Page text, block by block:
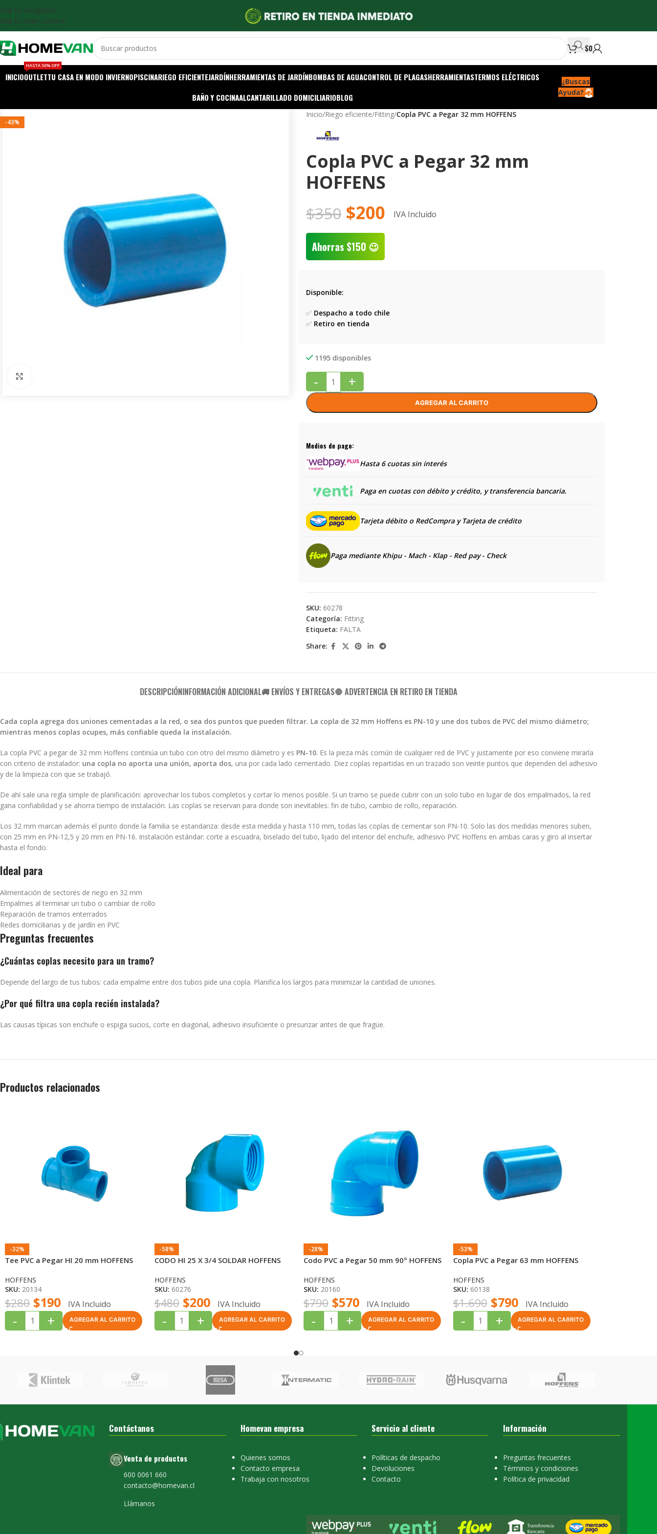
Skip to navigation
Skip to main content
$0
INICIOOUTLET
HASTA 50% OFF
TU CASA EN MODO INVIERNOPISCINARIEGO EFICIENTEJARDÍNHERRAMIENTAS DE JARDÍNBOMBAS DE AGUACONTROL DE PLAGASHERRAMIENTASTERMOS ELÉCTRICOS
BAÑO Y COCINAALCANTARILLADO DOMICILIARIOBLOG
¿Buscas
Ayuda?
-43%
Inicio/Riego eficiente/Fitting/Copla PVC a Pegar 32 mm HOFFENS
Copla PVC a Pegar 32 mm
HOFFENS
$350 $200 IVA Incluido
Ahorras $150 😉
Disponible:
✅ Despacho a todo chile
✅ Retiro en tienda
1195 disponibles
- +
AGREGAR AL CARRITO
Medios de pago:
Hasta 6 cuotas sin interés
Paga en cuotas con débito y crédito, y transferencia bancaria.
Tarjeta débito o RedCompra y Tarjeta de crédito
Paga mediante Khipu - Mach - Klap - Red pay - Check
SKU: 60278
Categoría: Fitting
Etiqueta: FALTA
Share:
DESCRIPCIÓNINFORMACIÓN ADICIONAL🚚 ENVÍOS Y ENTREGAS🛑 ADVERTENCIA EN RETIRO EN TIENDA
Cada copla agrega dos uniones cementadas a la red, o sea dos puntos que pueden filtrar. La copla de 32 mm Hoffens es PN-10 y une dos tubos de PVC del mismo diámetro;
mientras menos coplas ocupes, más confiable queda la instalación.
La copla PVC a pegar de 32 mm Hoffens continúa un tubo con otro del mismo diámetro y es PN-10. Es la pieza más común de cualquier red de PVC y justamente por eso conviene mirarla
con criterio de instalador: una copla no aporta una unión, aporta dos, una por cada lado cementado. Diez coplas repartidas en un trazado son veinte puntos que dependen del adhesivo
y de la limpieza con que se trabajó.
De ahí sale una regla simple de planificación: aprovechar los tubos completos y cortar lo menos posible. Si un tramo se puede cubrir con un solo tubo en lugar de dos empalmados, la red
gana confiabilidad y se ahorra tiempo de instalación. Las coplas se reservan para donde son inevitables: fin de tubo, cambio de rollo, reparación.
Los 32 mm marcan además el punto donde la familia se estandariza: desde esta medida y hasta 110 mm, todas las coplas de cementar son PN-10. Solo las dos medidas menores suben,
con 25 mm en PN-12,5 y 20 mm en PN-16. Instalación estándar: corte a escuadra, biselado del tubo, lijado del interior del enchufe, adhesivo PVC Hoffens en ambas caras y giro al insertar
hasta el fondo.
Ideal para
Alimentación de sectores de riego en 32 mm
Empalmes al terminar un tubo o cambiar de rollo
Reparación de tramos enterrados
Redes domiciliarias y de jardín en PVC
Preguntas frecuentes
¿Cuántas coplas necesito para un tramo?
Depende del largo de tus tubos: cada empalme entre dos tubos pide una copla. Planifica los largos para minimizar la cantidad de uniones.
¿Por qué filtra una copla recién instalada?
Las causas típicas son enchufe o espiga sucios, corte en diagonal, adhesivo insuficiente o presurizar antes de que fragüe.
Productos relacionados
-32%
Tee PVC a Pegar HI 20 mm HOFFENS
HOFFENS
SKU: 20134
$280 $190 IVA Incluido
- + AGREGAR AL CARRITO
-58%
CODO HI 25 X 3/4 SOLDAR HOFFENS
HOFFENS
SKU: 60276
$480 $200 IVA Incluido
- + AGREGAR AL CARRITO
-28%
Codo PVC a Pegar 50 mm 90º HOFFENS
HOFFENS
SKU: 20160
$790 $570 IVA Incluido
- + AGREGAR AL CARRITO
-53%
Copla PVC a Pegar 63 mm HOFFENS
HOFFENS
SKU: 60138
$1.690 $790 IVA Incluido
- + AGREGAR AL CARRITO
Contáctanos
Venta de productos
600 0061 660
contacto@homevan.cl
Llámanos
Homevan empresa
Quienes somos
Contacto empresa
Trabaja con nosotros
Servicio al cliente
Políticas de despacho
Devoluciones
Contacto
Información
Preguntas frecuentes
Términos y condiciones
Política de privacidad